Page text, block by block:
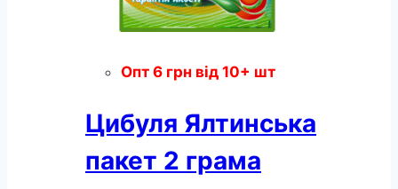
Опт 6 грн від 10+ шт
Цибуля Ялтинська
пакет 2 грама